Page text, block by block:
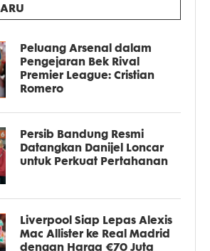
Peluang Arsenal dalam
Pengejaran Bek Rival
Premier League: Cristian
Romero
Persib Bandung Resmi
Datangkan Danijel Loncar
untuk Perkuat Pertahanan
Liverpool Siap Lepas Alexis
Mac Allister ke Real Madrid
dengan Harga €70 Juta